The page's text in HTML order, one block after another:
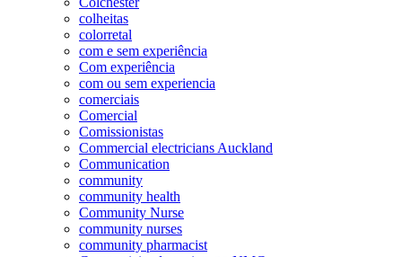
colheitas
colorretal
com e sem experiência
Com experiência
com ou sem experiencia
comerciais
Comercial
Comissionistas
Commercial electricians Auckland
Communication
community
community health
Community Nurse
community nurses
community pharmacist